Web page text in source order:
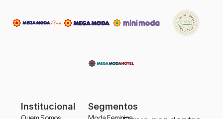
Institucional Segmentos